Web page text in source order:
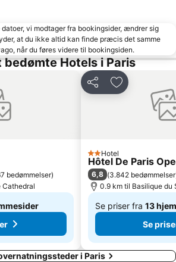
Station
Gare de l'Est togstation
Passy
15 Arrondissement de Vaugirard
Monceaux
Basilique du Sacré-Coeur
Paris Expo Porte de Versailles
Disney Village
19 Arrondissement des Buttes-Chaumont
La Sorbonne
datoer, vi modtager fra bookingsider, ændrer sig
at du ikke altid kan finde præcis det samme
når du føres videre til bookingsiden.
Hotels i Paris
bedømmelser)
Cathedral
Del Føj til
2 Stjerner
Hotel
Hôtel De Paris
6,8 (3.842 bedømmelser
0.9 km til Basilique du
Se priser fra 13
Af
513 kr. Se
i Paris